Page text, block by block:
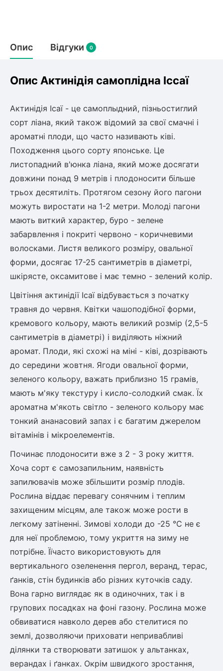
Айва
Хурма
Шовковиця
Абрикос
Обліпиха
Кизил
Диплоидная слива
Азіатська груша
Ірга
Ківі
Декоративні кущі
Рододендрон
Вейгела
Барбарис
Пухироплідник
Спірея
Азалія
Дерен
Штамбові троянди
Бузок
Жасмин (Чубушник)
Будлея
Лавровишня
Бобовник (Жерновець)
Калина
Піраканта
Бузина
Багаторічні рослини
Молодило (Кам'яні троянди)
М'ята
Лаванда
Бамбук
Пряні трави
Очиток (седум)
Барвінок
Чемерник (морозник)
Рослини що в'ються
Гліцинія (Вістерія)
Жимолость декоративна
Плющ
Клематіс
Садова техніка
Граблі тракторні
Картоплесаджалки
Сажалки для чеснока
Роторні косарки
Навантажувачі
Опис Відгуки 0
Опис Актинідія самоплідна Іссаї
Актинідія Ісаї - це самоплыдний, пізньостиглий
сорт ліана, який також відомий за свої смачні і
ароматні плоди, що часто називають ківі.
Походження цього сорту японське. Це
листопадний в'юнка ліана, який може досягати
довжини понад 9 метрів і плодоносити більше
трьох десятиліть. Протягом сезону його пагони
можуть виростати на 1-2 метри. Молоді пагони
мають виткий характер, буро - зелене
забарвлення і покриті червоно - коричневими
волосками. Листя великого розміру, овальної
форми, досягає 17-25 сантиметрів в діаметрі,
шкірясте, оксамитове і має темно - зелений колір.
Цвітіння актинідії Ісаї відбувається з початку
травня до червня. Квітки чашоподібної форми,
кремового кольору, мають великий розмір (2,5-5
сантиметрів в діаметрі) і виділяють ніжний
аромат. Плоди, які схожі на міні - ківі, дозрівають
до середини жовтня. Ягоди овальної форми,
зеленого кольору, важать приблизно 15 грамів,
мають м'яку текстуру і кисло-солодкий смак. Їх
ароматна м'якоть світло - зеленого кольору має
тонкий ананасовий запах і є багатим джерелом
вітамінів і мікроелементів.
Починає плодоносити вже з 2 - 3 року життя.
Хоча сорт є самозапильним, наявність
запилювачів може збільшити розмір плодів.
Рослина віддає перевагу сонячним і теплим
захищеним місцям, але також може рости в
легкому затіненні. Зимові холоди до -25 °С не є
для неї проблемою, тому укриття на зиму не
потрібне. Їїчасто використовують для
вертикального озеленення пергол, веранд, терас,
ґанків, стін будинків або різних куточків саду.
Вона гарно виглядає як в одиночних, так і в
групових посадках на фоні газону. Рослина може
обвиватися навколо дерев або стелитися по
землі, дозволяючи приховати непривабливі
ділянки та створювати затишок у альтанках,
верандах і ґанках. Окрім швидкого зростання,